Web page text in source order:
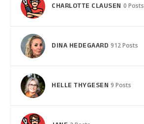
CHARLOTTE CLAUSEN 0 Posts
DINA HEDEGAARD 912 Posts
HELLE THYGESEN 9 Posts